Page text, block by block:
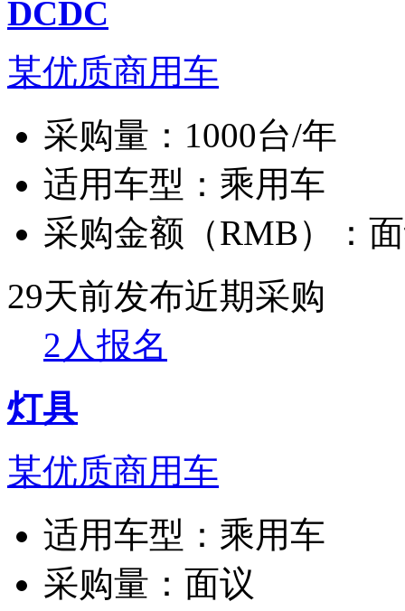
DCDC
某优质商用车
采购量： 1000台/年
适用车型： 乘用车
采购金额（RMB）：
29天前发布近期采购
2人报名
灯具
某优质商用车
适用车型： 乘用车
采购量： 面议